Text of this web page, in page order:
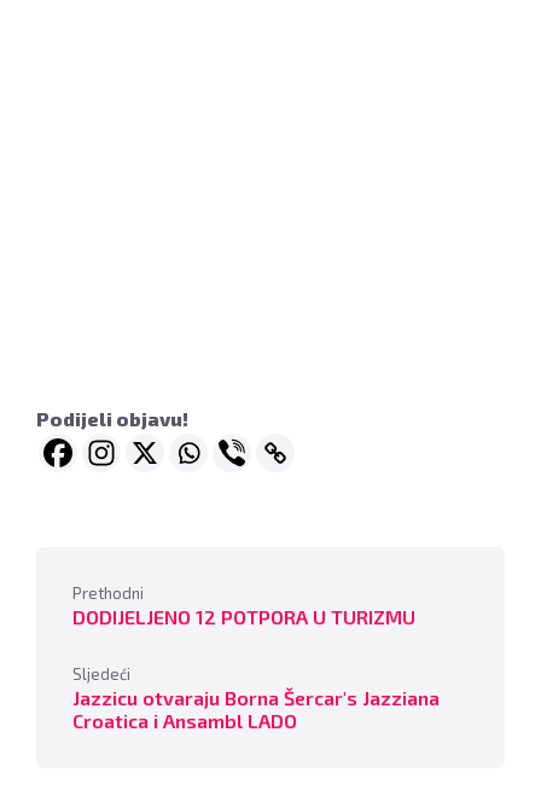
Podijeli objavu!
Prethodni
DODIJELJENO 12 POTPORA U TURIZMU
Sljedeći
Jazzicu otvaraju Borna Šercar's Jazziana
Croatica i Ansambl LADO